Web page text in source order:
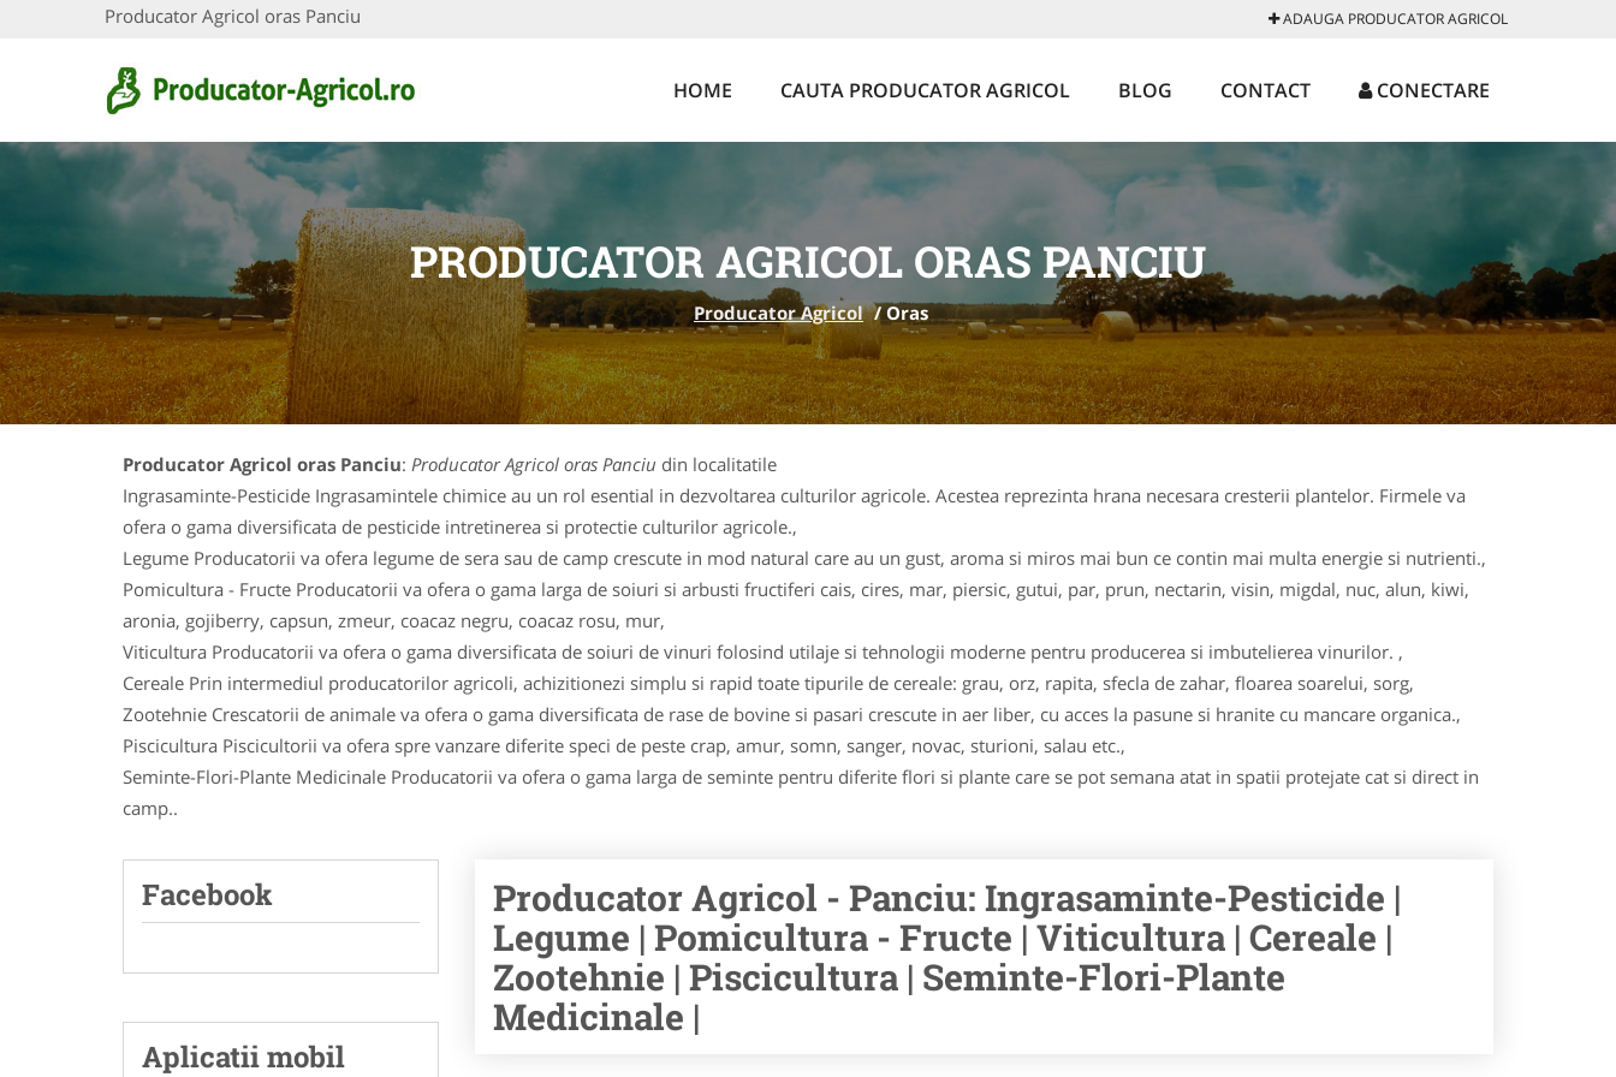
Producator Agricol oras Panciu ADAUGA PRODUCATOR AGRICOL
HOME CAUTA PRODUCATOR AGRICOL BLOG CONTACT CONECTARE
PRODUCATOR AGRICOL ORAS PANCIU
Producator Agricol /Oras
Producator Agricol oras Panciu: Producator Agricol oras Panciu din localitatile
Ingrasaminte-Pesticide Ingrasamintele chimice au un rol esential in dezvoltarea culturilor agricole. Acestea reprezinta hrana necesara cresterii plantelor. Firmele va
ofera o gama diversificata de pesticide intretinerea si protectie culturilor agricole.,
Legume Producatorii va ofera legume de sera sau de camp crescute in mod natural care au un gust, aroma si miros mai bun ce contin mai multa energie si nutrienti.,
Pomicultura - Fructe Producatorii va ofera o gama larga de soiuri si arbusti fructiferi cais, cires, mar, piersic, gutui, par, prun, nectarin, visin, migdal, nuc, alun, kiwi,
aronia, gojiberry, capsun, zmeur, coacaz negru, coacaz rosu, mur,
Viticultura Producatorii va ofera o gama diversificata de soiuri de vinuri folosind utilaje si tehnologii moderne pentru producerea si imbutelierea vinurilor. ,
Cereale Prin intermediul producatorilor agricoli, achizitionezi simplu si rapid toate tipurile de cereale: grau, orz, rapita, sfecla de zahar, floarea soarelui, sorg,
Zootehnie Crescatorii de animale va ofera o gama diversificata de rase de bovine si pasari crescute in aer liber, cu acces la pasune si hranite cu mancare organica.,
Piscicultura Piscicultorii va ofera spre vanzare diferite speci de peste crap, amur, somn, sanger, novac, stu­ri­oni, salau etc.,
Seminte-Flori-Plante Medicinale Producatorii va ofera o gama larga de seminte pentru diferite flori si plante care se pot semana atat in spatii protejate cat si direct in
camp..
Facebook
Aplicatii mobil
Producator Agricol - Panciu: Ingrasaminte-Pesticide |
Legume | Pomicultura - Fructe | Viticultura | Cereale |
Zootehnie | Piscicultura | Seminte-Flori-Plante
Medicinale |